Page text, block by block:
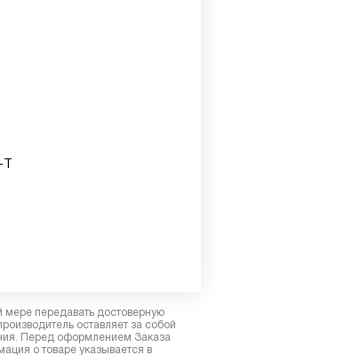
T
передавать достоверную
оставляет за собой
Перед оформлением Заказа
о товаре указывается в